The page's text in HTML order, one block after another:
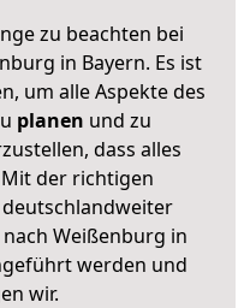
zu beachten bei
in Bayern. Es ist
um alle Aspekte des
planen und zu
dass alles
der richtigen
Weißenburg in
werden und
wir.